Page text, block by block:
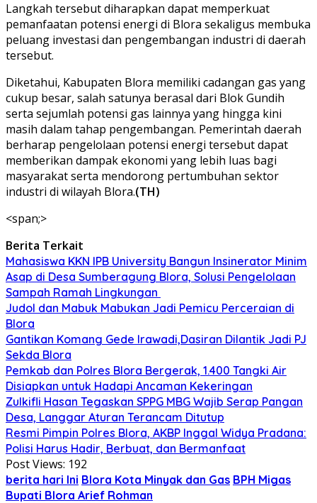
Langkah tersebut diharapkan dapat memperkuat
pemanfaatan potensi energi di Blora sekaligus membuka
peluang investasi dan pengembangan industri di daerah
tersebut.
‎Diketahui, Kabupaten Blora memiliki cadangan gas yang
cukup besar, salah satunya berasal dari Blok Gundih
serta sejumlah potensi gas lainnya yang hingga kini
masih dalam tahap pengembangan. Pemerintah daerah
berharap pengelolaan potensi energi tersebut dapat
memberikan dampak ekonomi yang lebih luas bagi
masyarakat serta mendorong pertumbuhan sektor
industri di wilayah Blora.(TH)
<span;>‎
Berita Terkait
Mahasiswa KKN IPB University Bangun Insinerator Minim
Asap di Desa Sumberagung Blora, Solusi Pengelolaan
Sampah Ramah Lingkungan ‎
Judol dan Mabuk Mabukan Jadi Pemicu Perceraian di
Blora
Gantikan Komang Gede Irawadi,Dasiran Dilantik Jadi PJ
Sekda Blora
Pemkab dan Polres Blora Bergerak, 1.400 Tangki Air
Disiapkan untuk Hadapi Ancaman Kekeringan
Zulkifli Hasan Tegaskan SPPG MBG Wajib Serap Pangan
Desa, Langgar Aturan Terancam Ditutup
Resmi Pimpin Polres Blora, AKBP Inggal Widya Pradana:
Polisi Harus Hadir, Berbuat, dan Bermanfaat
Post Views: 192
berita hari Ini Blora Kota Minyak dan Gas BPH Migas
Bupati Blora Arief Rohman